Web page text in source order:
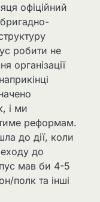
офіційний
робити не
організації
і ми
реформам.
до дії, коли
до
мав би 4-5
полк та інші